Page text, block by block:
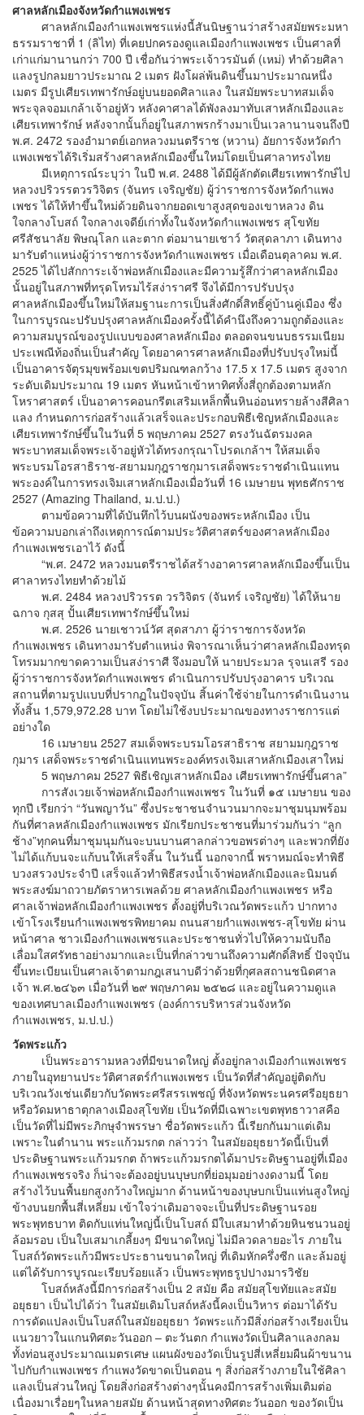
ศาลหลักเมืองจังหวัดกำแพงเพชร
ศาลหลักเมืองกำแพงเพชรแห่งนี้สันนิษฐานว่าสร้างสมัยพระมหา
ธรรมราชาที่ 1 (ลิไท) ที่เคยปกครองดูแลเมืองกําแพงเพชร เป็นศาลที่
เก่าแก่มานานกว่า 700 ปี เชื่อกันว่าพระเจ้าวรมันต์ (เหม่) ทําด้วยศิลา
แลงรูปกลมยาวประมาณ 2 เมตร ฝังโผล่พ้นดินขึ้นมาประมาณหนึ่ง
เมตร มีรูปเศียรเทพารักษ์อยู่บนยอดศิลาแลง ในสมัยพระบาทสมเด็จ
พระจุลจอมเกล้าเจ้าอยู่หัว หลังคาศาลได้พังลงมาทับเสาหลักเมืองและ
เศียรเทพารักษ์ หลังจากนั้นก็อยู่ในสภาพรกร้างมาเป็นเวลานานจนถึงปี
พ.ศ. 2472 รองอํามาตย์เอกหลวงมนตรีราช (หวาน) อัยการจังหวัดกํา
แพงเพชรได้ริเริ่มสร้างศาลหลักเมืองขึ้นใหม่โดยเป็นศาลาทรงไทย
มีเหตุการณ์ระบุว่า ในปี พ.ศ. 2488 ได้มีผู้ลักตัดเศียรเทพารักษ์ไป
หลวงปริวรรตวรวิจิตร (จันทร เจริญชัย) ผู้ว่าราชการจังหวัดกําแพง
เพชร ได้ให้ทําขึ้นใหม่ด้วยดินจากยอดเขาสูงสุดของเขาหลวง ดิน
ใจกลางโบสถ์ ใจกลางเจดีย์เก่าทั้งในจังหวัดกําแพงเพชร สุโขทัย
ศรีสัชนาลัย พิษณุโลก และตาก ต่อมานายเชาว์ วัตสุดลาภา เดินทาง
มารับตำแหน่งผู้ว่าราชการจังหวัดกำแพงเพชร เมื่อเดือนตุลาคม พ.ศ.
2525 ได้ไปสักการะเจ้าพ่อหลักเมืองและมีความรู้สึกว่าศาลหลักเมือง
นั้นอยู่ในสภาพที่ทรุดโทรมไร้สง่าราศรี จึงได้มีการปรับปรุง
ศาลหลักเมืองขึ้นใหม่ให้สมฐานะการเป็นสิ่งศักดิ์สิทธิ์คู่บ้านคู่เมือง ซึ่ง
ในการบูรณะปรับปรุงศาลหลักเมืองครั้งนี้ได้คำนึงถึงความถูกต้องและ
ความสมบูรณ์ของรูปแบบของศาลหลักเมือง ตลอดจนขนบธรรมเนียม
ประเพณีท้องถิ่นเป็นสำคัญ โดยอาคารศาลหลักเมืองที่ปรับปรุงใหม่นี้
เป็นอาคารจัตุรมุขพร้อมเขตปริมณฑลกว้าง 17.5 x 17.5 เมตร สูงจาก
ระดับเดิมประมาณ 19 เมตร หันหน้าเข้าหาทิศทั้งสี่ถูกต้องตามหลัก
โหราศาสตร์ เป็นอาคารคอนกรีตเสริมเหล็กพื้นหินอ่อนทรายล้างสีศิลา
แลง กำหนดการก่อสร้างแล้วเสร็จและประกอบพิธีเชิญหลักเมืองและ
เศียรเทพารักษ์ขึ้นในวันที่ 5 พฤษภาคม 2527 ตรงวันฉัตรมงคล
พระบาทสมเด็จพระเจ้าอยู่หัวได้ทรงกรุณาโปรดเกล้าฯ ให้สมเด็จ
พระบรมโอรสาธิราช-สยามมกุฎราชกุมารเสด็จพระราชดำเนินแทน
พระองค์ในการทรงเจิมเสาหลักเมืองเมื่อวันที่ 16 เมษายน พุทธศักราช
2527 (Amazing Thailand, ม.ป.ป.)
ตามข้อความที่ได้บันทึกไว้บนผนังของพระหลักเมือง เป็น
ข้อความบอกเล่าถึงเหตุการณ์ตามประวัติศาสตร์ของศาลหลักเมือง
กำแพงเพชรเอาไว้ ดังนี้
“พ.ศ. 2472 หลวงมนตรีราชได้สร้างอาคารศาลหลักเมืองขึ้นเป็น
ศาลาทรงไทยทำด้วยไม้
พ.ศ. 2484 หลวงปริวรรต วรวิจิตร (จันทร์ เจริญชัย) ได้ให้นาย
ฉกาจ กุสสุ ปั้นเศียรเทพารักษ์ขึ้นใหม่
พ.ศ. 2526 นายเชาวน์วัศ สุดสาภา ผู้ว่าราชการจังหวัด
กำแพงเพชร เดินทางมารับตำแหน่ง พิจารณาเห็นว่าศาลหลักเมืองทรุด
โทรมมากขาดความเป็นสง่าราศี จึงมอบให้ นายประมวล รุจนเสรี รอง
ผู้ว่าราชการจังหวัดกำแพงเพชร ดำเนินการปรับปรุงอาคาร บริเวณ
สถานที่ตามรูปแบบที่ปรากฏในปัจจุบัน สิ้นค่าใช้จ่ายในการดำเนินงาน
ทั้งสิ้น 1,579,972.28 บาท โดยไม่ใช้งบประมาณของทางราชการแต่
อย่างใด
16 เมษายน 2527 สมเด็จพระบรมโอรสาธิราช สยามมกุฎราช
กุมาร เสด็จพระราชดำเนินแทนพระองค์ทรงเจิมเสาหลักเมืองเสาใหม่
5 พฤษภาคม 2527 พิธีเชิญเสาหลักเมือง เศียรเทพารักษ์ขึ้นศาล”
การสังเวยเจ้าพ่อหลักเมืองกำแพงเพชร ในวันที่ ๑๕ เมษายน ของ
ทุกปี เรียกว่า “วันพญาวัน” ซึ่งประชาชนจำนวนมากจะมาชุมนุมพร้อม
กันที่ศาลหลักเมืองกำแพงเพชร มักเรียกประชาชนที่มาร่วมกันว่า “ลูก
ช้าง”ทุกคนที่มาชุมนุมกันจะบนบานศาลกล่าวขอพรต่างๆ และพวกที่ยัง
ไม่ได้แก้บนจะแก้บนให้เสร็จสิ้น ในวันนี้ นอกจากนี้ พราหมณ์จะทำพิธี
บวงสรวงประจำปี เสร็จแล้วทำพิธีสรงน้ำเจ้าพ่อหลักเมืองและนิมนต์
พระสงฆ์มาถวายภัตราหารเพลด้วย ศาลหลักเมืองกำแพงเพชร หรือ
ศาลเจ้าพ่อหลักเมืองกำแพงเพชร ตั้งอยู่ที่บริเวณวัดพระแก้ว ปากทาง
เข้าโรงเรียนกำแพงเพชรพิทยาคม ถนนสายกำแพงเพชร-สุโขทัย ผ่าน
หน้าศาล ชาวเมืองกำแพงเพชรและประชาชนทั่วไปให้ความนับถือ
เลื่อมใสศรัทธาอย่างมากและเป็นที่กล่าวขานถึงความศักดิ์สิทธิ์ ปัจจุบัน
ขึ้นทะเบียนเป็นศาลเจ้าตามกฎเสนาบดีว่าด้วยที่กุศลสถานชนิดศาล
เจ้า พ.ศ.๒๔๖๓ เมื่อวันที่ ๒๙ พฤษภาคม ๒๕๒๘ และอยู่ในความดูแล
ของเทศบาลเมืองกำแพงเพชร (องค์การบริหารส่วนจังหวัด
กำแพงเพชร, ม.ป.ป.)
วัดพระแก้ว
เป็นพระอารามหลวงที่มีขนาดใหญ่ ตั้งอยู่กลางเมืองกำแพงเพชร
ภายในอุทยานประวัติศาสตร์กำแพงเพชร เป็นวัดที่สำคัญอยู่ติดกับ
บริเวณวังเช่นเดียวกับวัดพระศรีสรรเพชญ์ ที่จังหวัดพระนครศรีอยุธยา
หรือวัดมหาธาตุกลางเมืองสุโขทัย เป็นวัดที่มีเฉพาะเขตพุทธาวาสคือ
เป็นวัดที่ไม่มีพระภิกษุจำพรรษา ชื่อวัดพระแก้ว นี้เรียกกันมาแต่เดิม
เพราะในตำนาน พระแก้วมรกต กล่าวว่า ในสมัยอยุธยาวัดนี้เป็นที่
ประดิษฐานพระแก้วมรกต ถ้าพระแก้วมรกตได้มาประดิษฐานอยู่ที่เมือง
กำแพงเพชรจริง ก็น่าจะต้องอยู่บนบุษบกที่ย่อมุมอย่างงดงามนี้ โดย
สร้างไว้บนพื้นยกสูงกว้างใหญ่มาก ด้านหน้าของบุษบกเป็นแท่นสูงใหญ่
ข้างบนยกพื้นสี่เหลี่ยม เข้าใจว่าเดิมอาจจะเป็นที่ประดิษฐานรอย
พระพุทธบาท ติดกับแท่นใหญ่นี้เป็นโบสถ์ มีใบเสมาทำด้วยหินชนวนอยู่
ล้อมรอบ เป็นใบเสมาเกลี้ยงๆ มีขนาดใหญ่ ไม่มีลวดลายอะไร ภายใน
โบสถ์วัดพระแก้วมีพระประธานขนาดใหญ่ ที่เดิมหักครึ่งซีก และล้มอยู่
แต่ได้รับการบูรณะเรียบร้อยแล้ว เป็นพระพุทธรูปปางมารวิชัย
โบสถ์หลังนี้มีการก่อสร้างเป็น 2 สมัย คือ สมัยสุโขทัยและสมัย
อยุธยา เป็นไปได้ว่า ในสมัยเดิมโบสถ์หลังนี้คงเป็นวิหาร ต่อมาได้รับ
การดัดแปลงเป็นโบสถ์ในสมัยอยุธยา วัดพระแก้วมีสิ่งก่อสร้างเรียงเป็น
แนวยาวในแกนทิศตะวันออก – ตะวันตก กำแพงวัดเป็นศิลาแลงกลม
ทั้งท่อนสูงประมาณเมตรเศษ แผนผังของวัดเป็นรูปสี่เหลี่ยมผืนผ้าขนาน
ไปกับกำแพงเพชร กำแพงวัดขาดเป็นตอน ๆ สิ่งก่อสร้างภายในใช้ศิลา
แลงเป็นส่วนใหญ่ โดยสิ่งก่อสร้างต่างๆนั้นคงมีการสร้างเพิ่มเติมต่อ
เนื่องมาเรื่อยๆในหลายสมัย ด้านหน้าสุดทางทิศตะวันออก ของวัดเป็น